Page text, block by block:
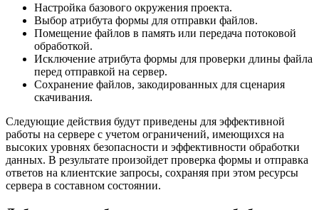
Настройка базового окружения проекта.
Выбор атрибута формы для отправки файлов.
Помещение файлов в память или передача потоковой
обработкой.
Исключение атрибута формы для проверки длины файла
перед отправкой на сервер.
Сохранение файлов, закодированных для сценария
скачивания.
Следующие действия будут приведены для эффективной
работы на сервере с учетом ограничений, имеющихся на
высоких уровнях безопасности и эффективности обработки
данных. В результате произойдет проверка формы и отправка
ответов на клиентские запросы, сохраняя при этом ресурсы
сервера в составном состоянии.